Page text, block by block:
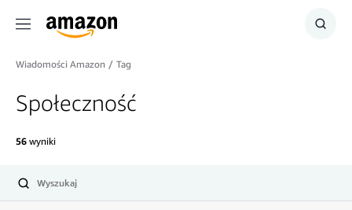
Menu
Wiadomości Amazon / Tag
Społeczność
56 wyniki
Wyślij